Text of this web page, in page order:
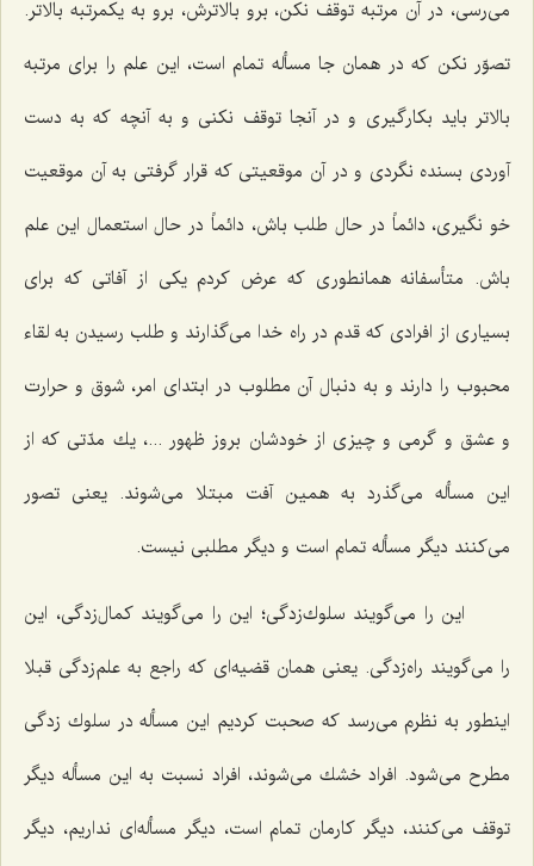
می‌رسی، در آن مرتبه توقف نكن، برو بالاترش، برو به یكمرتبه بالاتر.
تصوّر نكن كه در همان جا مسأله تمام است، این علم را برای مرتبه
بالاتر باید بكارگیری و در آنجا توقف نكنی و به آنچه كه به دست
آوردی بسنده نگردی و در آن موقعیتی كه قرار گرفتی به آن موقعیت
خو نگیری، دائماً در حال طلب باش، دائماً در حال استعمال این علم
باش. متأسفانه همانطوری كه عرض كردم یكی از آفاتی كه برای
بسیاری از افرادی كه قدم در راه خدا می‌گذارند و طلب رسیدن به لقاء
محبوب را دارند و به دنبال آن مطلوب در ابتدای امر، شوق و حرارت
و عشق و گرمی و چیزی از خودشان بروز ظهور ...، یك مدّتی كه از
این مسأله می‌گذرد به همین آفت مبتلا می‌شوند. یعنی تصور
می‌كنند دیگر مسأله تمام است و دیگر مطلبی نیست.
این را می‌گویند سلوك‌زدگی؛ این را می‌گویند كمال‌زدگی، این
را می‌گویند راه‌زدگی. یعنی همان قضیه‌ای كه راجع به علم‌زدگی قبلا
اینطور به نظرم می‌رسد كه صحبت كردیم این مسأله در سلوك زدگی
مطرح می‌شود. افراد خشك می‌شوند، افراد نسبت به این مسأله دیگر
توقف می‌كنند، دیگر كارمان تمام است، دیگر مسأله‌ای نداریم، دیگر